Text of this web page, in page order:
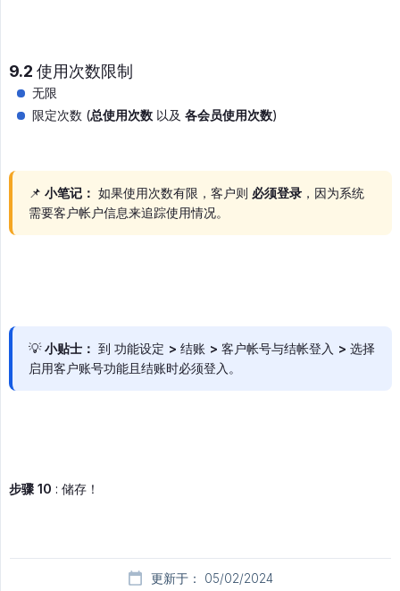
9.2 使用次数限制
无限
限定次数 (总使用次数 以及 各会员使用次数)
📌 小笔记： 如果使用次数有限，客户则 必须登录 ，因为系统
需要客户帐户信息来追踪使用情况。
💡小贴士： 到 功能设定 > 结账 > 客户帐号与结帐登入 > 选择
启用客户账号功能且结账时必须登入。
步骤 10 : 储存！
更新于： 05/02/2024